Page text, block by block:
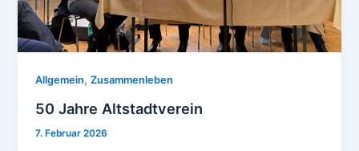
Allgemein,Zusammenleben
50 Jahre Altstadtverein
7. Februar 2026